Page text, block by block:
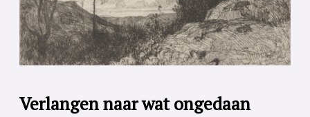
Verlangen naar wat ongedaan